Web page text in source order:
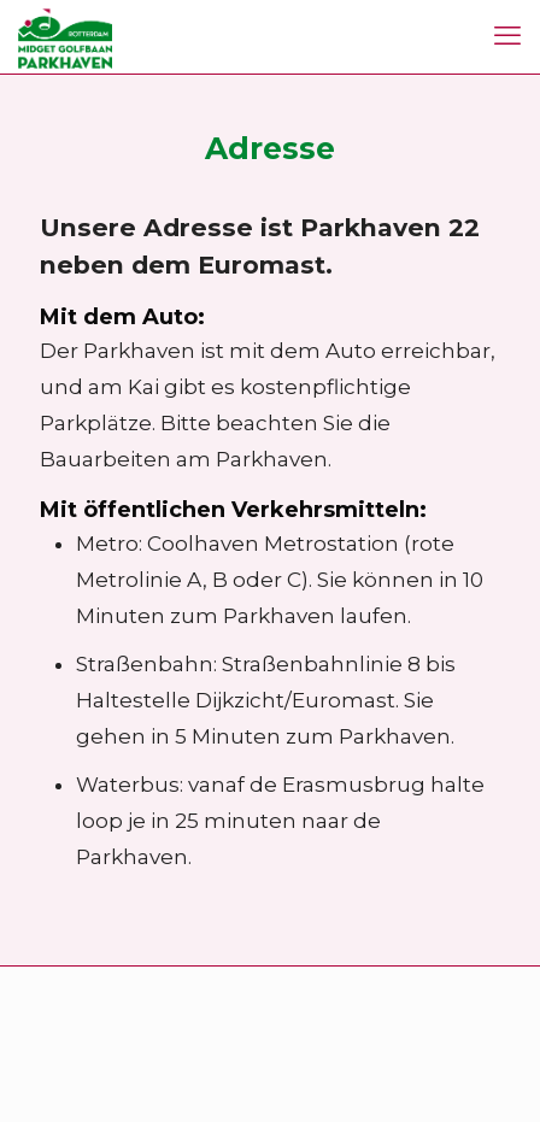
Adresse
Unsere Adresse ist Parkhaven 22
neben dem Euromast.
Mit dem Auto:
Der Parkhaven ist mit dem Auto erreichbar,
und am Kai gibt es kostenpflichtige
Parkplätze. Bitte beachten Sie die
Bauarbeiten am Parkhaven.
Mit öffentlichen Verkehrsmitteln:
Metro: Coolhaven Metrostation (rote
Metrolinie A, B oder C). Sie können in 10
Minuten zum Parkhaven laufen.
Straßenbahn: Straßenbahnlinie 8 bis
Haltestelle Dijkzicht/Euromast. Sie
gehen in 5 Minuten zum Parkhaven.
Waterbus: vanaf de Erasmusbrug halte
loop je in 25 minuten naar de
Parkhaven.